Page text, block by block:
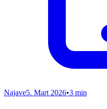
Najave5. Mart 2026•3 min